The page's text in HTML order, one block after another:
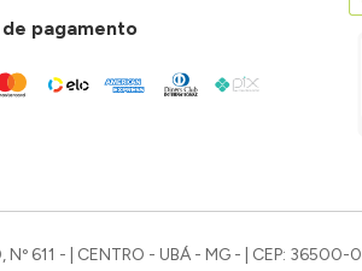
pagamento
611 - | CENTRO - UBÁ - MG - | CEP: 36500-